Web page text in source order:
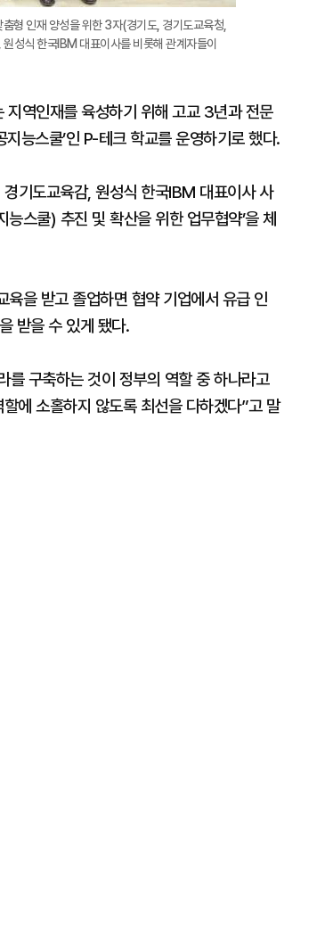
형 인재 양성을 위한 3자(경기도, 경기도교육청,
성식 한국IBM 대표이사를 비롯해 관계자들이
역인재를 육성하기 위해 고교 3년과 전문
능스쿨’인 P-테크 학교를 운영하기로 했다.
기도교육감, 원성식 한국IBM 대표이사 사
스쿨) 추진 및 확산을 위한 업무협약’을 체
을 받고 졸업하면 협약 기업에서 유급 인
받을 수 있게 됐다.
를 구축하는 것이 정부의 역할 중 하나라고
에 소홀하지 않도록 최선을 다하겠다”고 말